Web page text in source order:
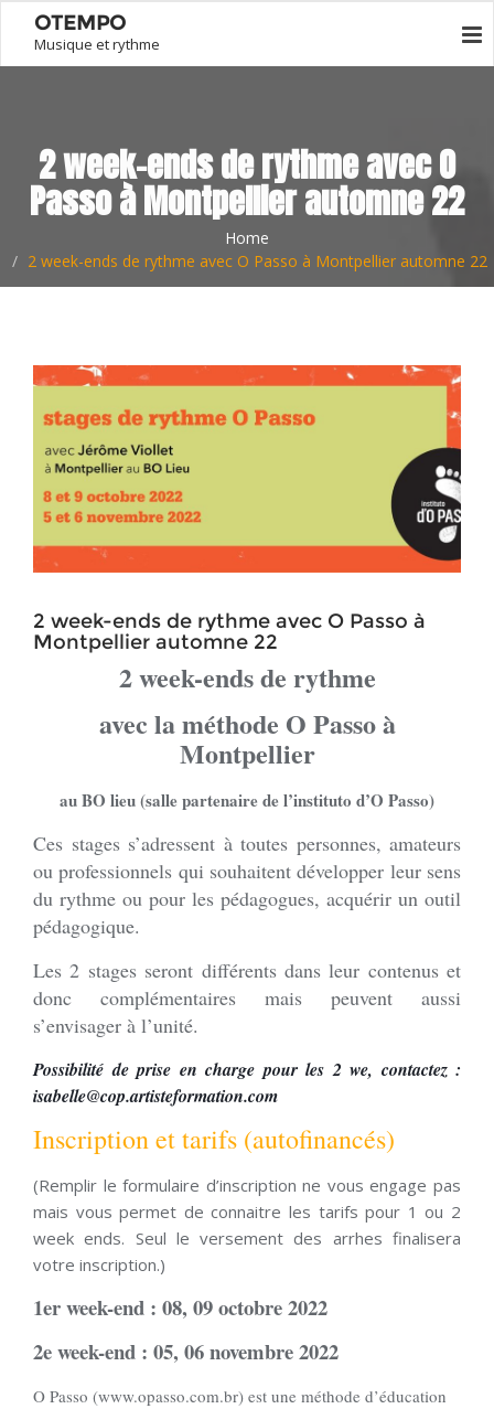
OTEMPO
Musique et rythme
2 week-ends de rythme avec O
Passo à Montpellier automne 22
Home
2 week-ends de rythme avec O Passo à Montpellier automne 22
2 week-ends de rythme avec O Passo à
Montpellier automne 22
2week-ends de rythme
avec la méthode O Passo à
Montpellier
au BO lieu (salle partenaire de l’instituto d’O Passo)
Ces stages s’adressent à toutes personnes, amateurs
ou professionnels qui souhaitent développer leur sens
du rythme ou pour les pédagogues, acquérir un outil
pédagogique.
Les 2 stages seront différents dans leur contenus et
donc complémentaires mais peuvent aussi
s’envisager à l’unité.
Possibilité de prise en charge pour les 2 we, contactez :
isabelle@cop.artisteformation.com
Inscription et tarifs (autofinancés)
(Remplir le formulaire d’inscription ne vous engage pas
mais vous permet de connaitre les tarifs pour 1 ou 2
week ends. Seul le versement des arrhes finalisera
votre inscription.)
1er week-end : 08, 09 octobre 2022
2e week-end : 05, 06 novembre 2022
O Passo (www.opasso.com.br) est une méthode d’éducation